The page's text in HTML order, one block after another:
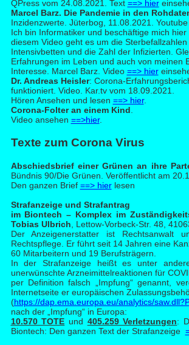
QPress vom 24.08.2021. Text ==> hier
Marcel Barz. Die Pandemie in den
Inzidenzwerte. Jüterbog, 11.08.2021.
Ich bin Informatiker und beschäftige mich
diesem Video geht es um die
Intensivbetten und die Zahl der Infizierten.
Erfahrungen im Leben und auch von meinen
Interesse. Marcel Barz. Video ==> hier
Dr. Andreas Heisler: Corona-
funktioniert. Video. Kar.tv vom 18.09.2021.
Hören Ansehen und lesen ==> hier.
Corona-Folter an einem Kind
Video ansehen ==>hier.
Texte zum Corona Virus
Abschiedsbrief einer Grünen an ihre
Bündnis 90/Die Grünen. Veröffentlicht am
Den ganzen Brief ==> hierlesen
Strafanzeige und Strafantrag
im Biontech – Komplex im
Tobias Ulbrich , Lettow-Vorbeck-Str. 48,
Der Anzeigenerstatter ist
Rechtspflege. Er führt seit 14 Jahren eine
60 Mitarbeitern und 19 Berufsträgern.
In der Strafanzeige heißt es unter
unerwünschte Arzneimittelreaktionen für
per Definition falsch „Impfung“ genannt,
Internetseite er europäischen
(https://dap.ema.europa.eu/analytics/
nach der „Impfung“ in Europa:
10.570 TOTE und 405.259 Verletzungen:
Biontech: Den ganzen Text der Strafanzeige